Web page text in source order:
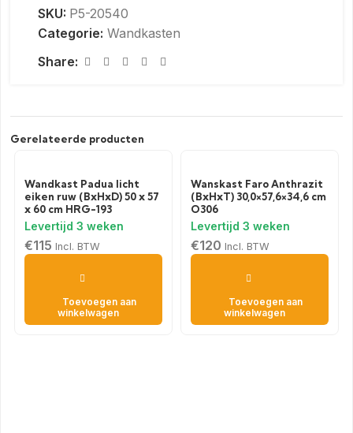
SKU: P5-20540
Categorie: Wandkasten
Share:
Gerelateerde producten
Wandkast Padua licht
eiken ruw (BxHxD) 50 x 57
x 60 cm HRG-193
€115 Incl. BTW
Toevoegen aan
winkelwagen
Wanskast Faro Anthrazit
(BxHxT) 30,0×57,6×34,6 cm
O306
€120 Incl. BTW
Toevoegen aan
winkelwagen